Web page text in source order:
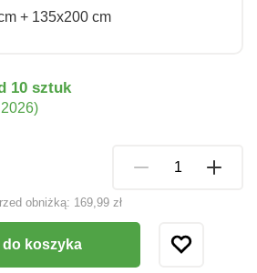
+ 135x200 cm
obniżką: 169,99 zł
10 sztuk
do koszyka